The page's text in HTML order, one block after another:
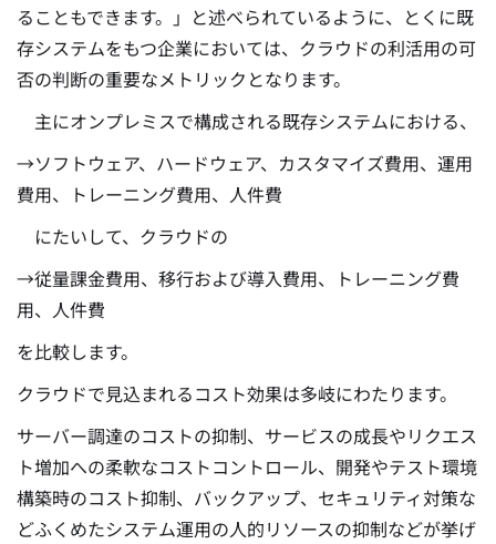
ることもできます。」と述べられているように、とくに既
存システムをもつ企業においては、クラウドの利活用の可
否の判断の重要なメトリックとなります。
主にオンプレミスで構成される既存システムにおける、
→ソフトウェア、ハードウェア、カスタマイズ費用、運用
費用、トレーニング費用、人件費
にたいして、クラウドの
→従量課金費用、移行および導入費用、トレーニング費
用、人件費
を比較します。
クラウドで見込まれるコスト効果は多岐にわたります。
サーバー調達のコストの抑制、サービスの成長やリクエス
ト増加への柔軟なコストコントロール、開発やテスト環境
構築時のコスト抑制、バックアップ、セキュリティ対策な
どふくめたシステム運用の人的リソースの抑制などが挙げ